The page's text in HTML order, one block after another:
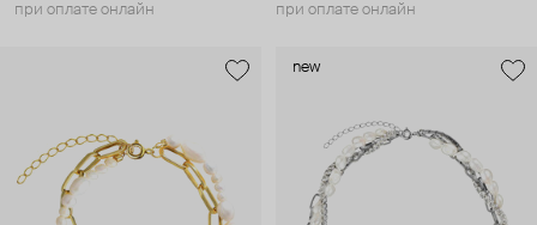
при оплате онлайн
при оплате онлайн
new